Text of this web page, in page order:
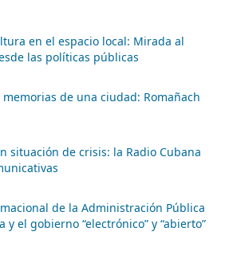
en el espacio local: Mirada al
las políticas públicas
de una ciudad: Romañach
situación de crisis: la Radio Cubana
de la Administración Pública
y el gobierno “electrónico” y “abierto”